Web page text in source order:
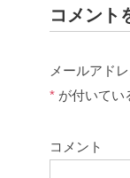
コメント
メールアド
* が付いてい
コメント